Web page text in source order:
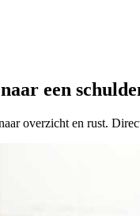
een
overzicht en rust.